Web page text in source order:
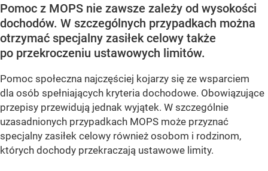
Pomoc z MOPS nie zawsze zależy od wysokości
dochodów. W szczególnych przypadkach można
otrzymać specjalny zasiłek celowy także
po przekroczeniu ustawowych limitów.
Pomoc społeczna najczęściej kojarzy się ze wsparciem
dla osób spełniających kryteria dochodowe. Obowiązujące
przepisy przewidują jednak wyjątek. W szczególnie
uzasadnionych przypadkach MOPS może przyznać
specjalny zasiłek celowy również osobom i rodzinom,
których dochody przekraczają ustawowe limity.